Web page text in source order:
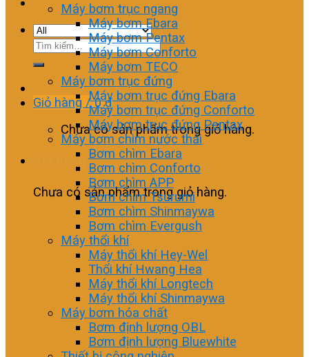
Tìm
Giỏ hàng /0₫
Chưa có sản phẩm trong giỏ hàng.
Giỏ hàng
Chưa có sản phẩm trong giỏ hàng.
Máy bơm trục ngang
Máy bơm Ebara
Máy bơm Pentax
Máy bơm Conforto
Máy bơm TECO
Máy bơm trục đứng
Máy bơm trục đứng Ebara
Máy bơm trục đứng Conforto
Máy bơm trục đứng Pentax
Máy bơm chìm nước thải
Bơm chìm Ebara
Bơm chìm Conforto
Bơm chìm APP
Bơm chìm Tsurumi
Bơm chìm Shinmaywa
Bơm chìm Evergush
Máy thổi khí
Máy thổi khí Hey-Wel
Thổi khí Hwang Hea
Máy thổi khí Longtech
Máy thổi khí Shinmaywa
Máy bơm hóa chất
Bơm định lượng OBL
Bơm định lượng Bluewhite